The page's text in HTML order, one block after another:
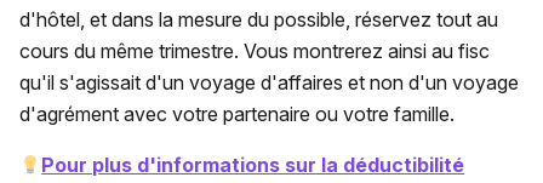
d'hôtel, et dans la mesure du possible, réservez tout au
cours du même trimestre. Vous montrerez ainsi au fisc
qu'il s'agissait d'un voyage d'affaires et non d'un voyage
d'agrément avec votre partenaire ou votre famille.
Pour plus d'informations sur la déductibilité